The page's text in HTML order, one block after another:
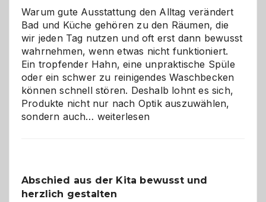
Warum gute Ausstattung den Alltag verändert
Bad und Küche gehören zu den Räumen, die
wir jeden Tag nutzen und oft erst dann bewusst
wahrnehmen, wenn etwas nicht funktioniert.
Ein tropfender Hahn, eine unpraktische Spüle
oder ein schwer zu reinigendes Waschbecken
können schnell stören. Deshalb lohnt es sich,
Produkte nicht nur nach Optik auszuwählen,
sondern auch… Bad
verstehen
weiterlesen
Abschied aus der Kita bewusst und
herzlich gestalten